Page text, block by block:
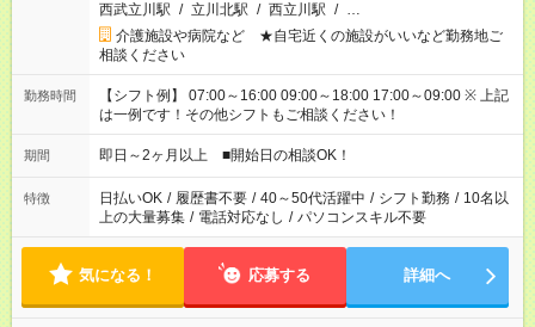
西武立川駅 / 立川北駅 / 西立川駅 / …
介護施設や病院など ★自宅近くの施設がいいなど勤務地ご
相談ください
勤務時間
【シフト例】 07:00～16:00 09:00～18:00 17:00～09:00 ※ 上記
は一例です！その他シフトもご相談ください！
期間 即日～2ヶ月以上 ■開始日の相談OK！
特徴 日払いOK / 履歴書不要 / 40～50代活躍中 / シフト勤務 / 10名以
上の大量募集 / 電話対応なし / パソコンスキル不要
気になる！ 応募する 詳細へ